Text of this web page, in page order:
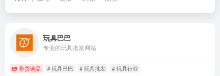
玩具巴巴
专业的玩具批发网站
带货选品 # 玩具巴巴 # 玩具批发 # 玩具行业